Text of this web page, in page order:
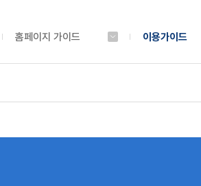
홈페이지 가이드 이용가이드